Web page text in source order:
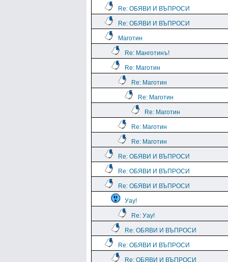
Re: ОБЯВИ И ВЪПРОСИ
Re: ОБЯВИ И ВЪПРОСИ
Маготин
Re: Манготинъ!
Re: Маготин
Re: Маготин
Re: Маготин
Re: Маготин
Re: Маготин
Re: Маготин
Re: ОБЯВИ И ВЪПРОСИ
Re: ОБЯВИ И ВЪПРОСИ
Re: ОБЯВИ И ВЪПРОСИ
Уау!
Re: Уау!
Re: ОБЯВИ И ВЪПРОСИ
Re: ОБЯВИ И ВЪПРОСИ
Re: ОБЯВИ И ВЪПРОСИ